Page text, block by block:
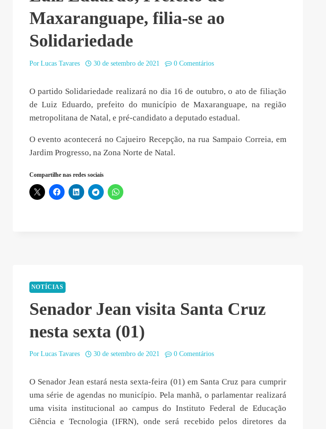
Maxaranguape, filia-se ao
Solidariedade
Por Lucas Tavares 30 de setembro de 2021 0 Comentários
O partido Solidariedade realizará no dia 16 de outubro, o ato de filiação
de Luiz Eduardo, prefeito do município de Maxaranguape, na região
metropolitana de Natal, e pré-candidato a deputado estadual.
O evento acontecerá no Cajueiro Recepção, na rua Sampaio Correia, em
Jardim Progresso, na Zona Norte de Natal.
Compartilhe nas redes sociais
NOTÍCIAS
Senador Jean visita Santa Cruz
nesta sexta (01)
Por Lucas Tavares 30 de setembro de 2021 0 Comentários
O Senador Jean estará nesta sexta-feira (01) em Santa Cruz para cumprir
uma série de agendas no município. Pela manhã, o parlamentar realizará
uma visita institucional ao campus do Instituto Federal de Educação
Ciência e Tecnologia (IFRN), onde será recebido pelos diretores da